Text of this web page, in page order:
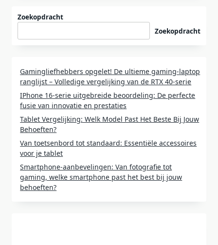
Zoekopdracht
Zoekopdracht
Gamingliefhebbers opgelet! De ultieme gaming-laptop
ranglijst – Volledige vergelijking van de RTX 40-serie
IPhone 16-serie uitgebreide beoordeling: De perfecte
fusie van innovatie en prestaties
Tablet Vergelijking: Welk Model Past Het Beste Bij Jouw
Behoeften?
Van toetsenbord tot standaard: Essentiële accessoires
voor je tablet
Smartphone-aanbevelingen: Van fotografie tot
gaming, welke smartphone past het best bij jouw
behoeften?